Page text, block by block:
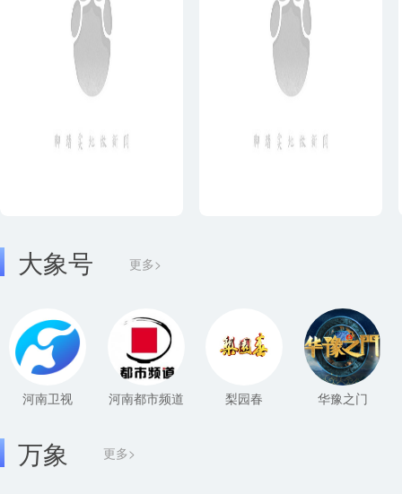
大象号 更多>
河南卫视 河南都市频道 梨园春 华豫之门
更多>
万象